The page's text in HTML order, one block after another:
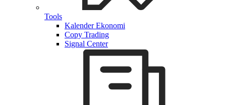
Tools
Kalender Ekonomi
Copy Trading
Signal Center